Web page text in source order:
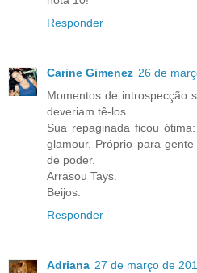
Responder
Carine Gimenez 26 de
Momentos de introspecção
deveriam tê-los.
Sua repaginada ficou
glamour. Próprio para
de poder.
Arrasou Tays.
Beijos.
Responder
Adriana 27 de março de